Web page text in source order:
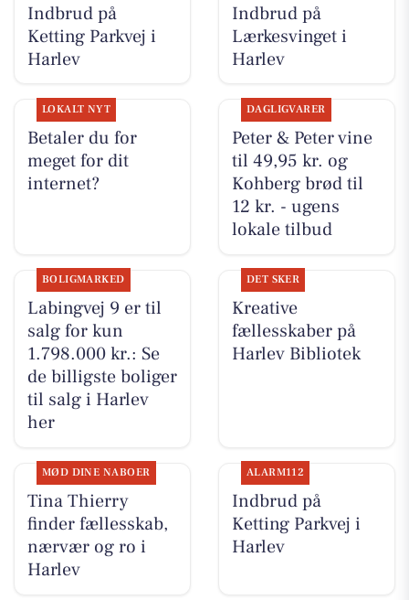
Indbrud på
Ketting Parkvej i
Harlev
Indbrud på
Lærkesvinget i
Harlev
LOKALT NYT
Betaler du for
meget for dit
internet?
DAGLIGVARER
Peter & Peter vine
til 49,95 kr. og
Kohberg brød til
12 kr. - ugens
lokale tilbud
BOLIGMARKED
Labingvej 9 er til
salg for kun
1.798.000 kr.: Se
de billigste boliger
til salg i Harlev
her
DET SKER
Kreative
fællesskaber på
Harlev Bibliotek
MØD DINE NABOER
Tina Thierry
finder fællesskab,
nærvær og ro i
Harlev
ALARM112
Indbrud på
Ketting Parkvej i
Harlev